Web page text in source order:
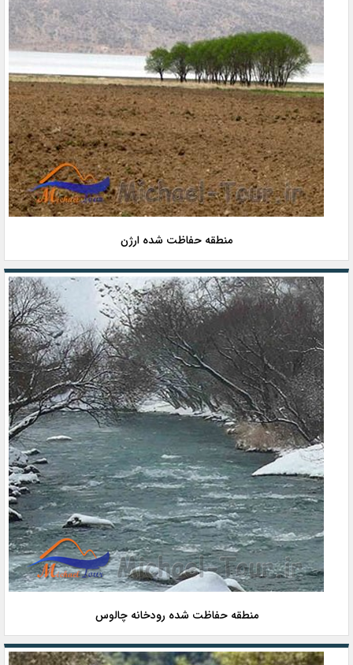
منطقه حفاظت شده ارژن
منطقه حفاظت شده رودخانه چالوس